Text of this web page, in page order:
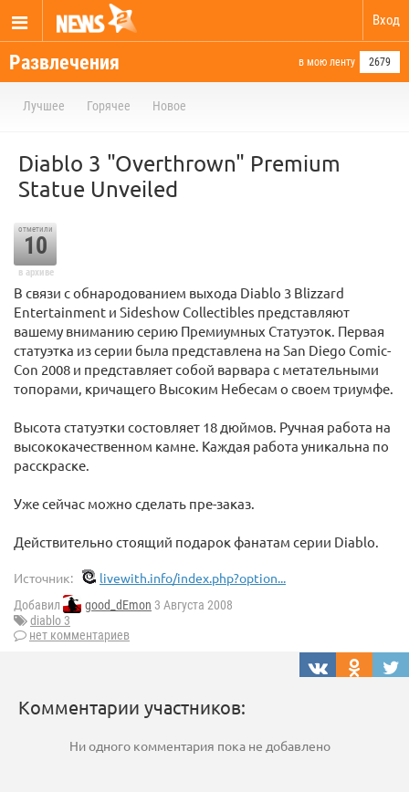
Вход
Развлечения в мою ленту 2679
Лучшее Горячее Новое
Diablo 3 "Overthrown" Premium
Statue Unveiled
отметили
10
в архиве
В связи с обнародованием выхода Diablo 3 Blizzard
Entertainment и Sideshow Collectibles представляют
вашему вниманию серию Премиумных Статуэток. Первая
статуэтка из серии была представлена на San Diego Comic-
Con 2008 и представляет собой варвара с метательными
топорами, кричащего Высоким Небесам о своем триумфе.
Высота статуэтки состовляет 18 дюймов. Ручная работа на
высококачественном камне. Каждая работа уникальна по
расскраске.
Уже сейчас можно сделать пре-заказ.
Действительно стоящий подарок фанатам серии Diablo.
Источник: livewith.info/index.php?option...
Добавил good_dEmon 3 Августа 2008
diablo 3
нет комментариев
Комментарии участников:
Ни одного комментария пока не добавлено